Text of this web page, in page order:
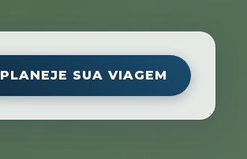
PLANEJE SUA VIAGEM